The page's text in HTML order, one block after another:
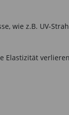
wie z.B. UV-
Elastizität